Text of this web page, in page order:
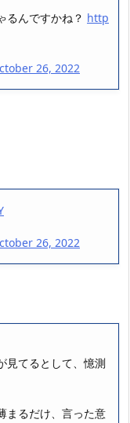
るんですかね？ http
26, 2022
26, 2022
見てるとして、憶測
まるだけ、言った意